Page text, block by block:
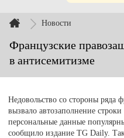
Новости
Французские
в антисемитизме
Недовольство со стороны ряда
вызвало автозаполнение
персональные данные
сообщило издание TG Daily.